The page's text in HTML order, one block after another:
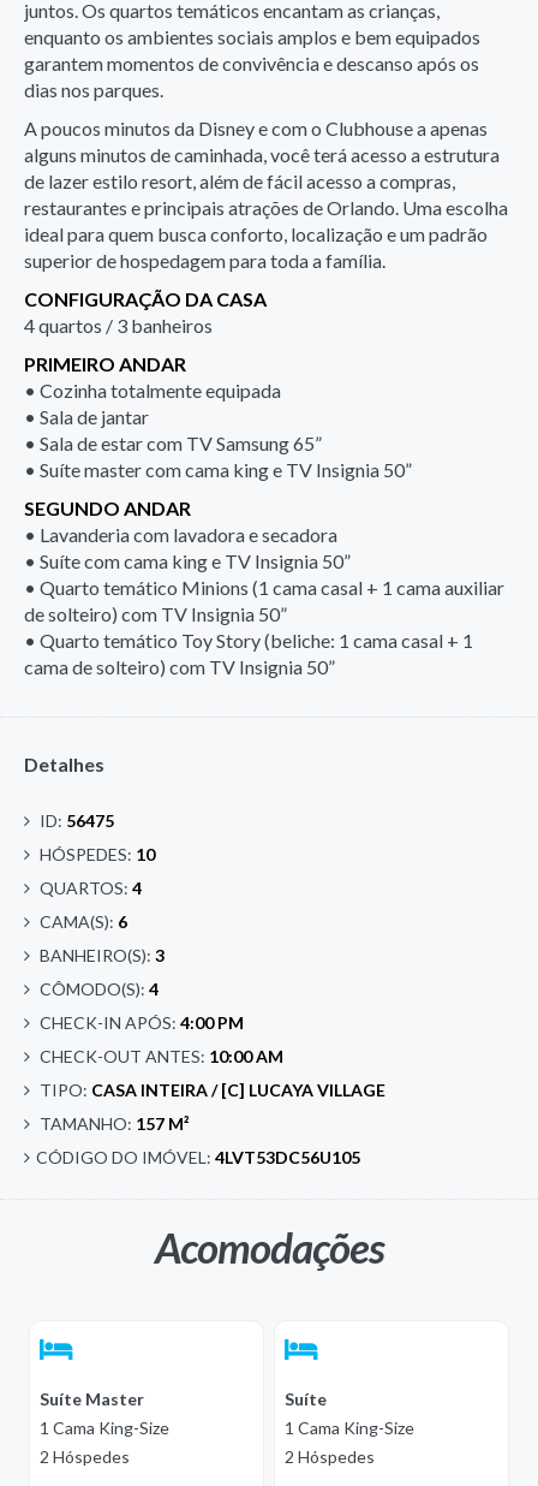
juntos. Os quartos temáticos encantam as crianças,
enquanto os ambientes sociais amplos e bem equipados
garantem momentos de convivência e descanso após os
dias nos parques.
A poucos minutos da Disney e com o Clubhouse a apenas
alguns minutos de caminhada, você terá acesso a estrutura
de lazer estilo resort, além de fácil acesso a compras,
restaurantes e principais atrações de Orlando. Uma escolha
ideal para quem busca conforto, localização e um padrão
superior de hospedagem para toda a família.
CONFIGURAÇÃO DA CASA
4 quartos / 3 banheiros
PRIMEIRO ANDAR
• Cozinha totalmente equipada
• Sala de jantar
• Sala de estar com TV Samsung 65”
• Suíte master com cama king e TV Insignia 50”
SEGUNDO ANDAR
• Lavanderia com lavadora e secadora
• Suíte com cama king e TV Insignia 50”
• Quarto temático Minions (1 cama casal + 1 cama auxiliar
de solteiro) com TV Insignia 50”
• Quarto temático Toy Story (beliche: 1 cama casal + 1
cama de solteiro) com TV Insignia 50”
Detalhes
ID: 56475
HÓSPEDES: 10
QUARTOS: 4
CAMA(S): 6
BANHEIRO(S): 3
CÔMODO(S): 4
CHECK-IN APÓS: 4:00 PM
CHECK-OUT ANTES: 10:00 AM
TIPO: CASA INTEIRA / [C] LUCAYA VILLAGE
TAMANHO: 157 M²
CÓDIGO DO IMÓVEL: 4LVT53DC56U105
Acomodações
Suíte Master
1 Cama King-Size
2 Hóspedes
Suíte
1 Cama King-Size
2 Hóspedes